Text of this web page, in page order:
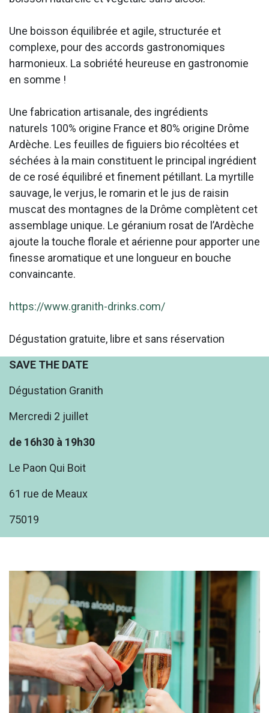
Une boisson équilibrée et agile, structurée et
complexe, pour des accords gastronomiques
harmonieux. La sobriété heureuse en gastronomie
en somme !
Une fabrication artisanale, des ingrédients
naturels 100% origine France et 80% origine Drôme
Ardèche. Les feuilles de figuiers bio récoltées et
séchées à la main constituent le principal ingrédient
de ce rosé équilibré et finement pétillant. La myrtille
sauvage, le verjus, le romarin et le jus de raisin
muscat des montagnes de la Drôme complètent cet
assemblage unique. Le géranium rosat de l’Ardèche
ajoute la touche florale et aérienne pour apporter une
finesse aromatique et une longueur en bouche
convaincante.
https://www.granith-drinks.com/
Dégustation gratuite, libre et sans réservation
SAVE THE DATE
Dégustation Granith
Mercredi 2 juillet
de 16h30 à 19h30
Le Paon Qui Boit
61 rue de Meaux
75019